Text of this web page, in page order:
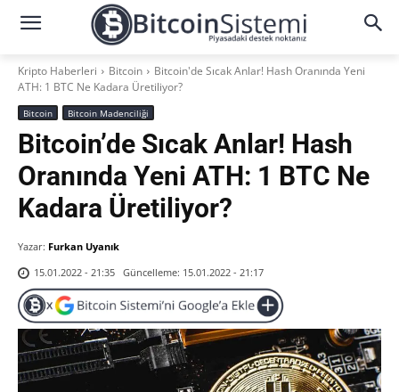
Kripto Haberleri Bitcoin
Bitcoin'de Sıcak Anlar! Hash Oranında Yeni
ATH: 1 BTC Ne Kadara Üretiliyor?
Bitcoin Bitcoin Madenciliği
Bitcoin’de Sıcak Anlar! Hash
Oranında Yeni ATH: 1 BTC Ne
Kadara Üretiliyor?
Yazar: Furkan Uyanık
15.01.2022 - 21:35 Güncelleme: 15.01.2022 - 21:17